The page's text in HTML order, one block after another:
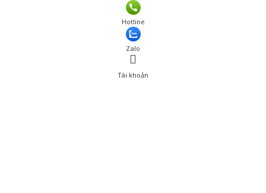
Hotline
Zalo
Tài khoản